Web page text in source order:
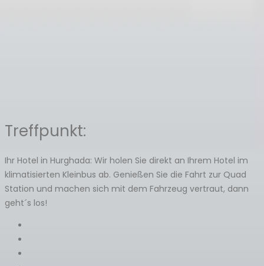
Treffpunkt:
Ihr Hotel in Hurghada: Wir holen Sie direkt an Ihrem Hotel im
klimatisierten Kleinbus ab. Genießen Sie die Fahrt zur Quad
Station und machen sich mit dem Fahrzeug vertraut, dann
geht´s los!